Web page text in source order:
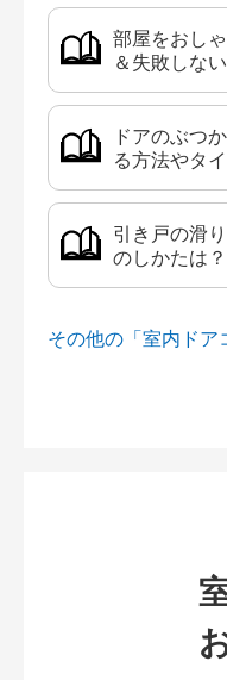
部屋をおし
＆失敗しな
ドアのぶつ
る方法やタ
引き戸の滑
のしかたは？
その他の「室内ドア